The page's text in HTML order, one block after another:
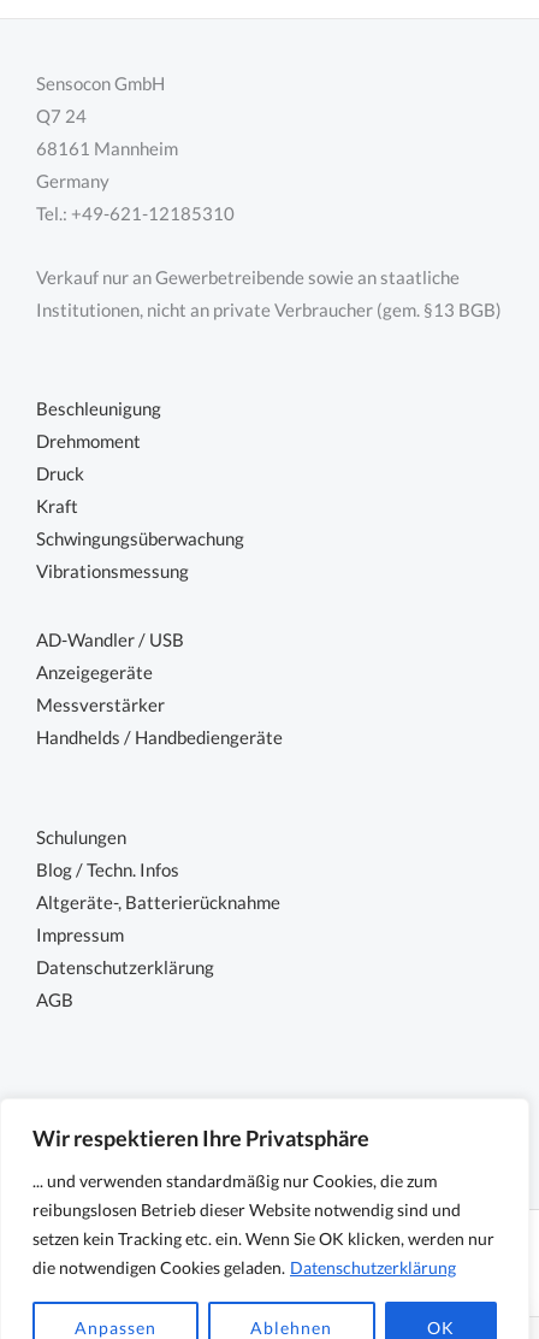
Wir respektieren Ihre Privatsphäre
... und verwenden standardmäßig nur Cookies, die zum
reibungslosen Betrieb dieser Website notwendig sind und
setzen kein Tracking etc. ein. Wenn Sie OK klicken, werden nur
die notwendigen Cookies geladen. Datenschutzerklärung
Anpassen Ablehnen OK
Sensocon GmbH
Q7 24
68161 Mannheim
Germany
Tel.: +49-621-12185310
Verkauf nur an Gewerbetreibende sowie an staatliche
Institutionen, nicht an private Verbraucher (gem. §13 BGB)
Beschleunigung
Drehmoment
Druck
Kraft
Schwingungsüberwachung
Vibrationsmessung
AD-Wandler / USB
Anzeigegeräte
Messverstärker
Handhelds / Handbediengeräte
Schulungen
Blog / Techn. Infos
Altgeräte-, Batterierücknahme
Impressum
Datenschutzerklärung
AGB
Copyright © 2026 Sensocon GmbH - Sensoren und
Messtechnik
Powered by Sensocon GmbH - Sensoren und Messtechnik